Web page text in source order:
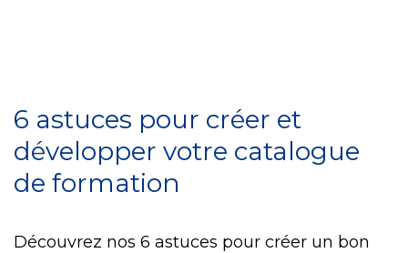
6 astuces pour créer et
développer votre catalogue
de formation
Découvrez nos 6 astuces pour créer un bon